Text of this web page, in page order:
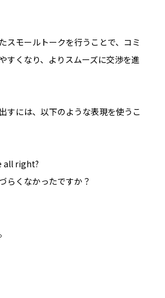
スモールトークを行うことで、コミ
すくなり、よりスムーズに交渉を進
すには、以下のような表現を使うこ
all right?
らくなかったですか？